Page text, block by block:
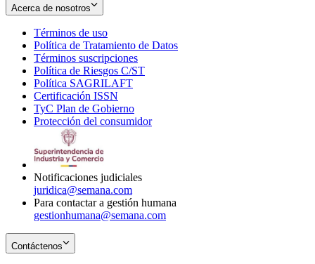
Acerca de nosotros
Términos de uso
in
new
window
Política de Tratamiento de Datos
Términos suscripciones
in
Política de Riesgos C/ST
Política SAGRILAFT
new
window
Certificación ISSN
in
new
TyC Plan de Gobierno
in
Protección del consumidorOpens
Notificaciones judiciales
juridica@semana.com
Para contactar a gestión humana
gestionhumana@semana.com
Contáctenos